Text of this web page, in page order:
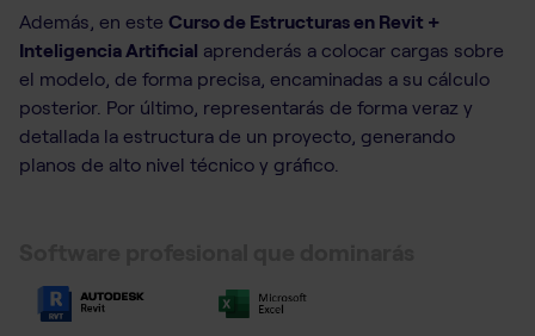
Además, en este Curso de Estructuras en Revit +
Inteligencia Artificial aprenderás a colocar cargas sobre
el modelo, de forma precisa, encaminadas a su cálculo
posterior. Por último, representarás de forma veraz y
detallada la estructura de un proyecto, generando
planos de alto nivel técnico y gráfico.